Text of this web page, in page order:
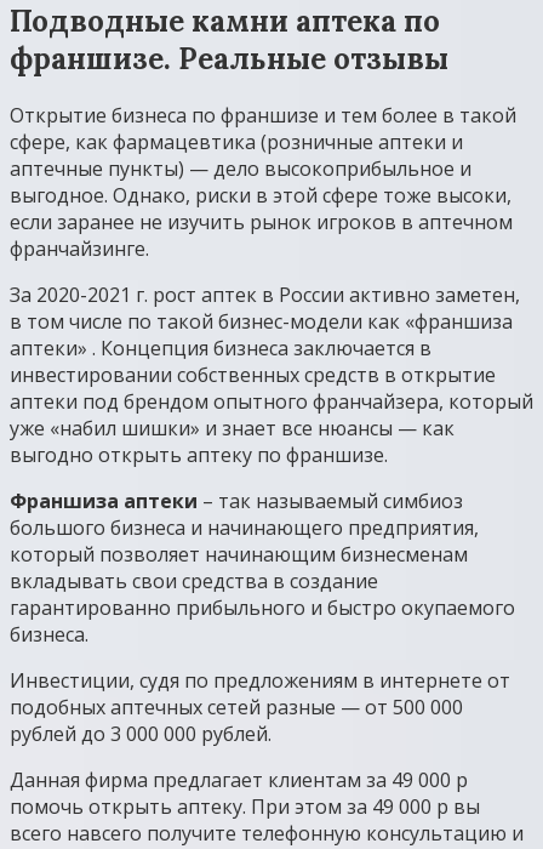
Подводные камни аптека по
франшизе. Реальные отзывы
Открытие бизнеса по франшизе и тем более в такой
сфере, как фармацевтика (розничные аптеки и
аптечные пункты) — дело высокоприбыльное и
выгодное. Однако, риски в этой сфере тоже высоки,
если заранее не изучить рынок игроков в аптечном
франчайзинге.
За 2020-2021 г. рост аптек в России активно заметен,
в том числе по такой бизнес-модели как «франшиза
аптеки» . Концепция бизнеса заключается в
инвестировании собственных средств в открытие
аптеки под брендом опытного франчайзера, который
уже «набил шишки» и знает все нюансы — как
выгодно открыть аптеку по франшизе.
Франшиза аптеки – так называемый симбиоз
большого бизнеса и начинающего предприятия,
который позволяет начинающим бизнесменам
вкладывать свои средства в создание
гарантированно прибыльного и быстро окупаемого
бизнеса.
Инвестиции, судя по предложениям в интернете от
подобных аптечных сетей разные — от 500 000
рублей до 3 000 000 рублей.
Данная фирма предлагает клиентам за 49 000 р
помочь открыть аптеку. При этом за 49 000 р вы
всего навсего получите телефонную консультацию и